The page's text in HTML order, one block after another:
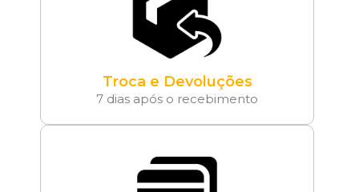
Troca e Devoluções
7 dias após o recebimento